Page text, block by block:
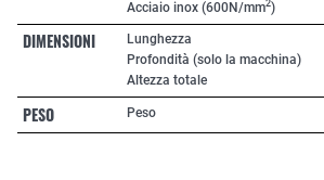
Acciaio inox (600N/mm2)
DIMENSIONI
Lunghezza
Profondità (solo la macchina)
Altezza totale
PESO Peso